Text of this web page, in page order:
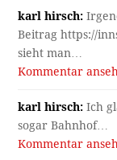
karl hirsch:
Beitrag https://
sieht man…
Kommentar
karl hirsch: Ich
sogar Bahnhof…
Kommentar